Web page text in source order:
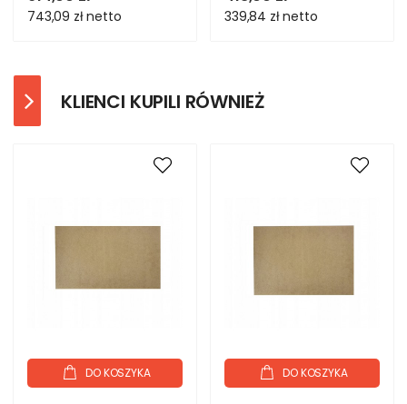
MOCNY
743,09 złnetto 339,84 złnetto
KLIENCI KUPILI RÓWNIEŻ
DO KOSZYKA DO KOSZYKA